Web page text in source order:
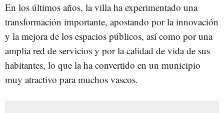
En los últimos años, la villa ha experimentado una
transformación importante, apostando por la innovación
y la mejora de los espacios públicos, así como por una
amplia red de servicios y por la calidad de vida de sus
habitantes, lo que la ha convertido en un municipio
muy atractivo para muchos vascos.